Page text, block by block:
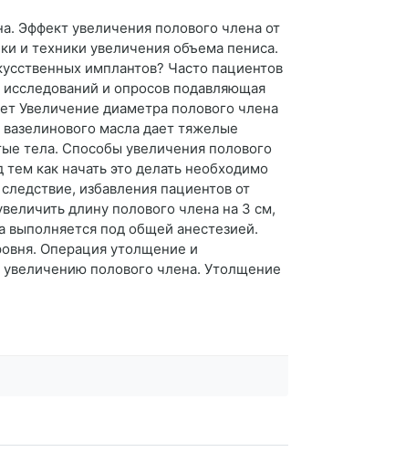
Эффект увеличения полового члена от
и техники увеличения объема пениса.
имплантов? Часто пациентов
и опросов подавляющая
Увеличение диаметра полового члена
масла дает тяжелые
тела. Способы увеличения полового
как начать это делать необходимо
избавления пациентов от
длину полового члена на 3 см,
выполняется под общей анестезией.
Операция утолщение и
полового члена. Утолщение